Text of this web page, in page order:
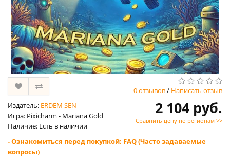
0 отзывов/ Написать отзыв
Издатель: ERDEM SEN
Игра: Pixicharm - Mariana Gold
Наличие: Есть в наличии
2 104 руб.
Сравнить цену по регионам >>
- Ознакомиться перед покупкой: FAQ (Часто задаваемые
вопросы)